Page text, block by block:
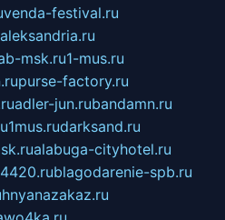
venda-festival.ru
msk.ru1-mus.ru
purse-factory.ru
adler-jun.rubandamn.ru
1mus.rudarksand.ru
alabuga-cityhotel.ru
blagodarenie-spb.ru